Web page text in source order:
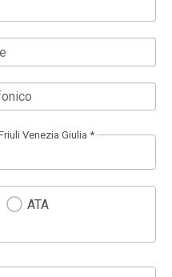
Venezia Giulia *
ATA